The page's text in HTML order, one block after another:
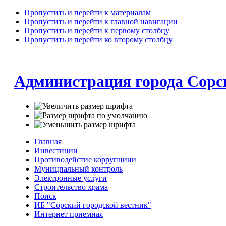
Пропустить и перейти к материалам
Пропустить и перейти к главной навигации
Пропустить и перейти к первому столбцу
Пропустить и перейти ко второму столбцу
Администрация города
Главная
Инвестиции
Противодейстие коррупциии
Муницпальный контроль
Электронные услуги
Строительство храма
Поиск
ИБ "Сорский городской вестник"
Интернет приемная